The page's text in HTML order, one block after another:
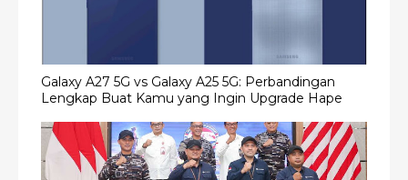
Galaxy A27 5G vs Galaxy A25 5G: Perbandingan
Lengkap Buat Kamu yang Ingin Upgrade Hape